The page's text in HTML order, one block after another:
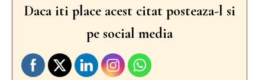
Daca iti place acest citat posteaza-l si
pe social media